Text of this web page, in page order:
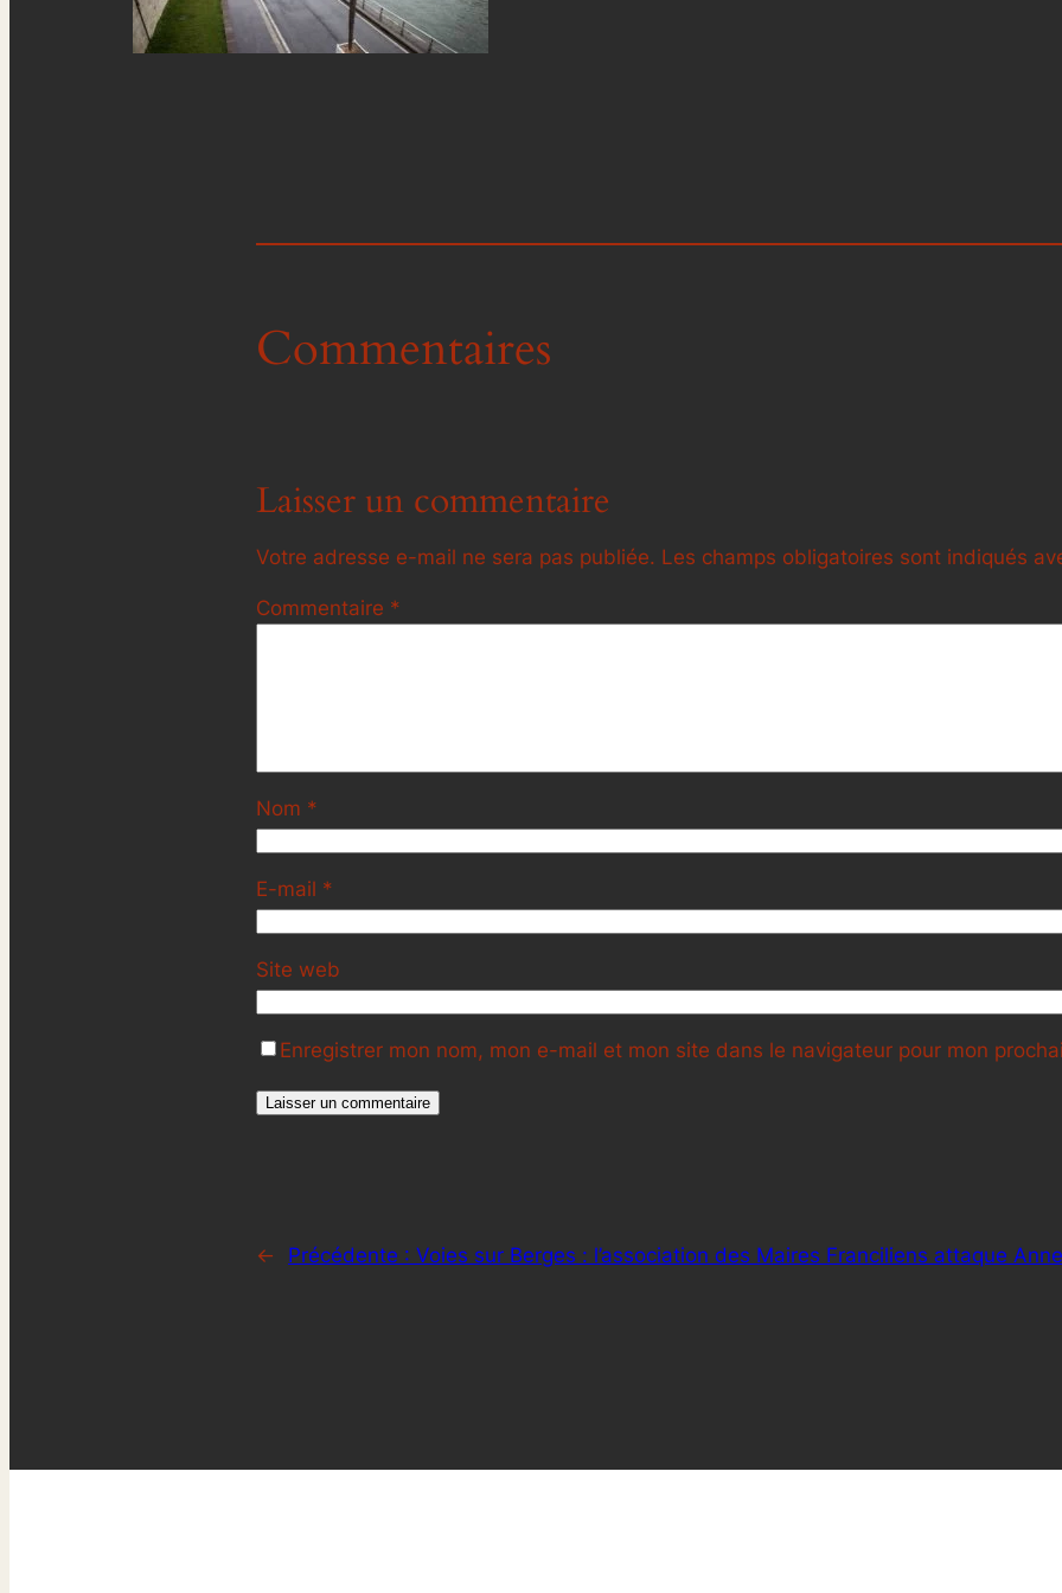
Commentaires
Laisser un commentaire
Votre adresse e-mail ne sera pas publiée. Les champs obligatoires sont indiqués
Commentaire *
Nom *
E-mail *
Site web
Enregistrer mon nom, mon e-mail et mon site dans le navigateur pour mon
← Précédente : Voies sur Berges : l’association des Maires Franciliens attaque